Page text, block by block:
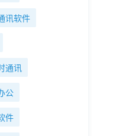
讯软件
通讯
公
件